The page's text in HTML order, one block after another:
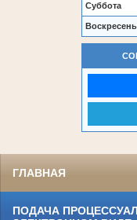
Суббота
ГЛАВНАЯ
ПОДАЧА